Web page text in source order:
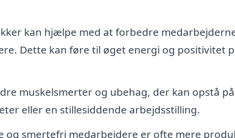
kan hjælpe med at forbedre
Dette kan føre til øget energi og positivitet
muskelsmerter og ubehag, der kan opstå på
eller en stillesiddende arbejdsstilling.
og smertefri medarbejdere er ofte mere